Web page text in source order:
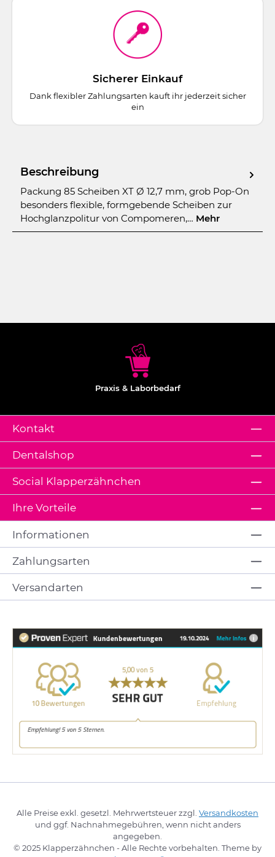
Sicherer Einkauf
Dank flexibler Zahlungsarten kauft ihr jederzeit sicher
ein
Beschreibung
Packung 85 Scheiben XT Ø 12,7 mm, grob Pop-On
besonders flexible, formgebende Scheiben zur
Hochglanzpolitur von Compomeren,… Mehr
Praxis & Laborbedarf
Kontakt
Dentalshop
Ihre Vorteile
Social Klapperzähnchen
Informationen
Zahlungsarten
Versandarten
Alle Preise exkl. gesetzl. Mehrwertsteuer zzgl. Versandkosten
und ggf. Nachnahmegebühren, wenn nicht anders
angegeben.
© 2025 Klapperzähnchen - Alle Rechte vorbehalten. Theme by